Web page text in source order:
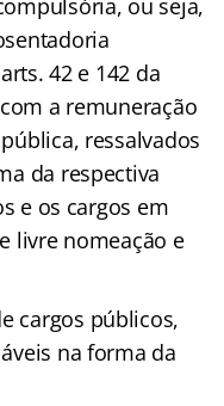
ou seja,
42 e 142 da
a remuneração
ressalvados
da respectiva
e os cargos em
livre nomeação e
cargos públicos,
na forma da